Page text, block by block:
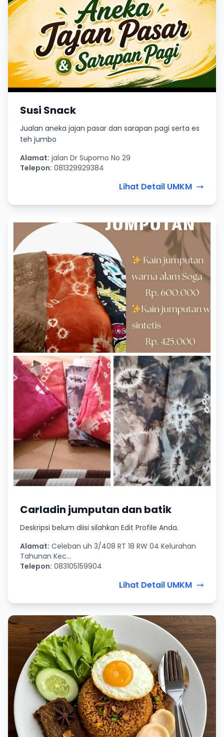
Susi Snack
Jualan aneka jajan pasar dan sarapan pagi serta es
teh jumbo
Alamat: jalan Dr Supomo No 29
Telepon: 081329929384
Lihat Detail UMKM
Carladin jumputan dan batik
Deskripsi belum diisi silahkan Edit Profile Anda.
Alamat: Celeban uh 3/408 RT 18 RW 04 Kelurahan
Tahunan Kec...
Telepon: 083105159904
Lihat Detail UMKM